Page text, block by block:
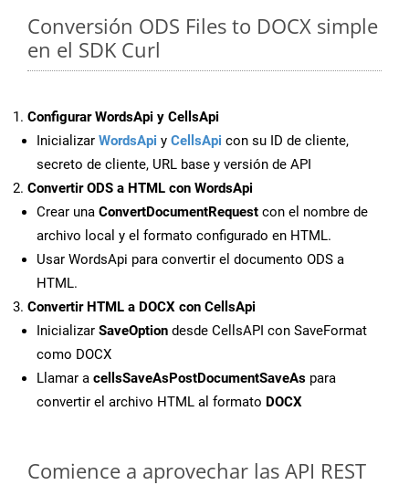
Conversión ODS Files to DOCX simple
en el SDK Curl
Configurar WordsApi y CellsApi
Inicializar WordsApi y CellsApi con su ID de cliente,
secreto de cliente, URL base y versión de API
Convertir ODS a HTML con WordsApi
Crear una ConvertDocumentRequest con el nombre de
archivo local y el formato configurado en HTML.
Usar WordsApi para convertir el documento ODS a
HTML.
Convertir HTML a DOCX con CellsApi
Inicializar SaveOption desde CellsAPI con SaveFormat
como DOCX
Llamar a cellsSaveAsPostDocumentSaveAs para
convertir el archivo HTML al formato DOCX
Comience a aprovechar las API REST